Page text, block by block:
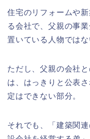
住宅のリフォームや
る会社で、父親の事
置いている人物では
ただし、父親の会社
は、はっきりと公表
定はできない部分。
それでも、「建築関